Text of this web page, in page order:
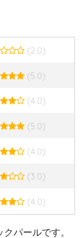
(2.0)
(5.0)
(4.0)
(5.0)
(4.0)
(3.0)
(4.0)
パールです。